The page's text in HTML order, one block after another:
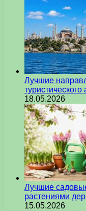
Лучшие
туристического
18.05.2026
Лучшие
растениями
15.05.2026